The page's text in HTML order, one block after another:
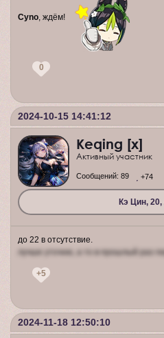
Cyno, ждём!
0
2024-10-15 14:41:12
Keqing [x]
Активный участник
Кэ Цин,
Сообщений: 89 +74
до 22 в отсутствие.
лучше уточню, а то в прошлый раз
+5
2024-11-18 12:50:10